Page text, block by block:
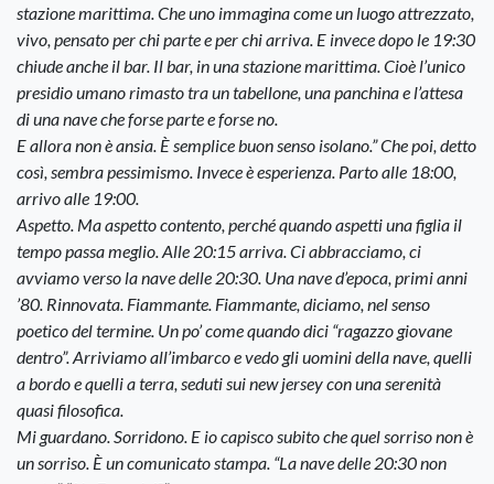
stazione marittima. Che uno immagina come un luogo attrezzato,
vivo, pensato per chi parte e per chi arriva. E invece dopo le 19:30
chiude anche il bar. Il bar, in una stazione marittima. Cioè l’unico
presidio umano rimasto tra un tabellone, una panchina e l’attesa
di una nave che forse parte e forse no.
E allora non è ansia. È semplice buon senso isolano.” Che poi, detto
così, sembra pessimismo. Invece è esperienza. Parto alle 18:00,
arrivo alle 19:00.
Aspetto. Ma aspetto contento, perché quando aspetti una figlia il
tempo passa meglio. Alle 20:15 arriva. Ci abbracciamo, ci
avviamo verso la nave delle 20:30. Una nave d’epoca, primi anni
’80. Rinnovata. Fiammante. Fiammante, diciamo, nel senso
poetico del termine. Un po’ come quando dici “ragazzo giovane
dentro”. Arriviamo all’imbarco e vedo gli uomini della nave, quelli
a bordo e quelli a terra, seduti sui new jersey con una serenità
quasi filosofica.
Mi guardano. Sorridono. E io capisco subito che quel sorriso non è
un sorriso. È un comunicato stampa. “La nave delle 20:30 non